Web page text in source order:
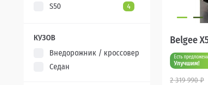
S50 4
КУЗОВ
Внедорожник / кроссовер
Седан
Belgee
Есть
Улучшим!
2 319 990 ₽